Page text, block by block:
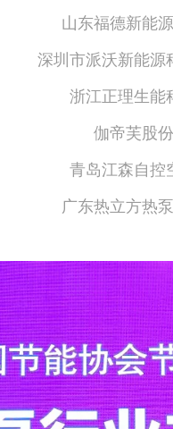
山东福德新能
深圳市派沃新能源
浙江正理生能
伽帝芙股
青岛江森自控
广东热立方热